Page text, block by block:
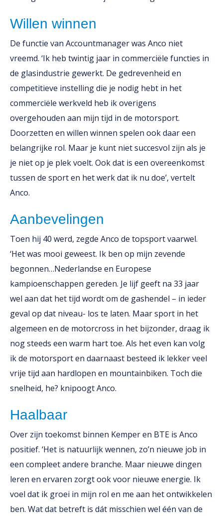
Willen winnen
De functie van Accountmanager was Anco niet
vreemd. ‘Ik heb twintig jaar in commerciële functies in
de glasindustrie gewerkt. De gedrevenheid en
competitieve instelling die je nodig hebt in het
commerciële werkveld heb ik overigens
overgehouden aan mijn tijd in de motorsport.
Doorzetten en willen winnen spelen ook daar een
belangrijke rol. Maar je kunt niet succesvol zijn als je
je niet op je plek voelt. Ook dat is een overeenkomst
tussen de sport en het werk dat ik nu doe’, vertelt
Anco.
Aanbevelingen
Toen hij 40 werd, zegde Anco de topsport vaarwel.
‘Het was mooi geweest. Ik ben op mijn zevende
begonnen…Nederlandse en Europese
kampioenschappen gereden. Je lijf geeft na 33 jaar
wel aan dat het tijd wordt om de gashendel – in ieder
geval op dat niveau- los te laten. Maar sport in het
algemeen en de motorcross in het bijzonder, draag ik
nog steeds een warm hart toe. Als het even kan volg
ik de motorsport en daarnaast besteed ik lekker veel
vrije tijd aan hardlopen en mountainbiken. Toch die
snelheid, he? knipoogt Anco.
Haalbaar
Over zijn toekomst binnen Kemper en BTE is Anco
positief. ‘Het is natuurlijk wennen, zo’n nieuwe job in
een compleet andere branche. Maar nieuwe dingen
leren en ervaren zorgt ook voor nieuwe energie. Ik
voel dat ik groei in mijn rol en me aan het ontwikkelen
ben. Wat dat betreft is dát misschien wel één van de